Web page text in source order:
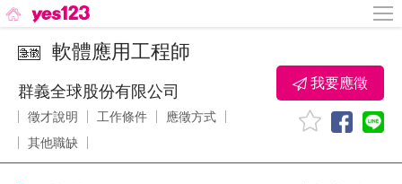
軟體應用工程師
群義全球股份有限公司
徵才說明 工作條件
應徵方式
其他職缺
我要應徵